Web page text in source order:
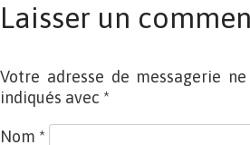
Laisser un
Votre adresse de messagerie
indiqués avec *
Nom *